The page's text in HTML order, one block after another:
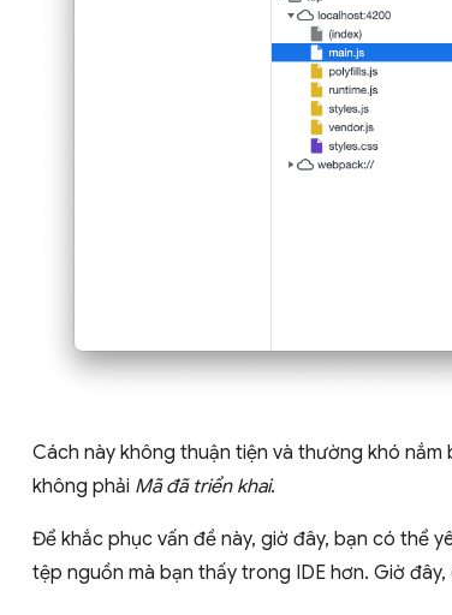
Cách này không thuận tiện và thường khó nắm
không phải Mã đã triển khai.
Để khắc phục vấn đề này, giờ đây, bạn có thể
tệp nguồn mà bạn thấy trong IDE hơn. Giờ